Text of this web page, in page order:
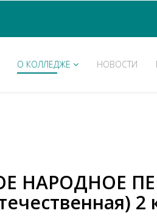
О КОЛЛЕДЖЕ НОВОСТИ
НАРОДНОЕ
2